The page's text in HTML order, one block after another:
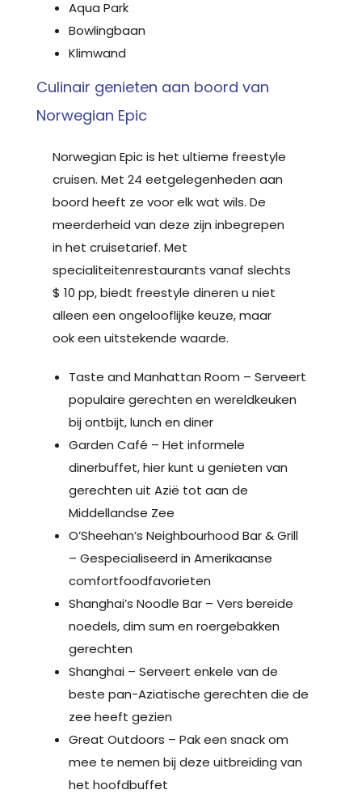
Aqua Park
Bowlingbaan
Klimwand
Culinair genieten aan boord van
Norwegian Epic
Norwegian Epic is het ultieme freestyle
cruisen. Met 24 eetgelegenheden aan
boord heeft ze voor elk wat wils. De
meerderheid van deze zijn inbegrepen
in het cruisetarief. Met
specialiteitenrestaurants vanaf slechts
$ 10 pp, biedt freestyle dineren u niet
alleen een ongelooflijke keuze, maar
ook een uitstekende waarde.
Taste and Manhattan Room – Serveert
populaire gerechten en wereldkeuken
bij ontbijt, lunch en diner
Garden Café – Het informele
dinerbuffet, hier kunt u genieten van
gerechten uit Azië tot aan de
Middellandse Zee
O’Sheehan’s Neighbourhood Bar & Grill
– Gespecialiseerd in Amerikaanse
comfortfoodfavorieten
Shanghai’s Noodle Bar – Vers bereide
noedels, dim sum en roergebakken
gerechten
Shanghai – Serveert enkele van de
beste pan-Aziatische gerechten die de
zee heeft gezien
Great Outdoors – Pak een snack om
mee te nemen bij deze uitbreiding van
het hoofdbuffet